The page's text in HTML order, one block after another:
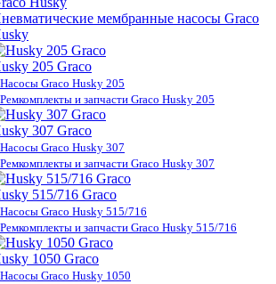
мембранные насосы Graco
205 Graco
Graco Husky 205
и запчасти Graco Husky 205
307 Graco
Graco Husky 307
и запчасти Graco Husky 307
515/716 Graco
Graco Husky 515/716
и запчасти Graco Husky 515/716
1050 Graco
Graco Husky 1050